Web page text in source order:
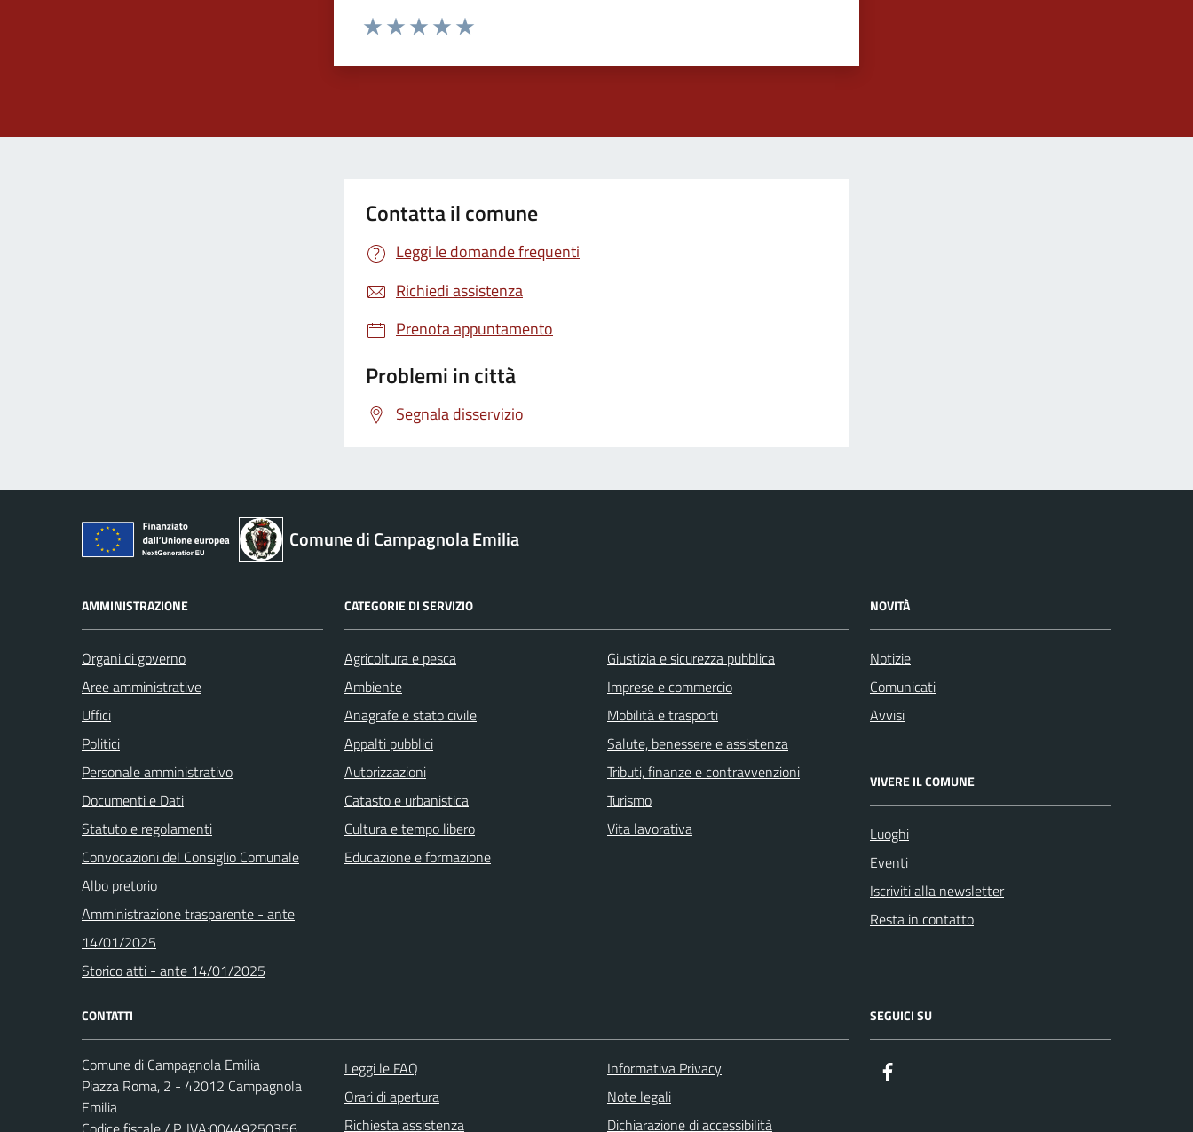
Contatta il comune
Leggi le domande frequenti
Richiedi assistenza
Prenota appuntamento
Problemi in città
Segnala disservizio
Comune di Campagnola Emilia
AMMINISTRAZIONE
Organi di governo
Aree amministrative
Uffici
Politici
Personale amministrativo
Documenti e Dati
Statuto e regolamenti
Convocazioni del Consiglio Comunale
Albo pretorio
Amministrazione trasparente - ante
14/01/2025
Storico atti - ante 14/01/2025
CATEGORIE DI SERVIZIO
Agricoltura e pesca
Ambiente
Anagrafe e stato civile
Appalti pubblici
Autorizzazioni
Catasto e urbanistica
Cultura e tempo libero
Educazione e formazione
Giustizia e sicurezza pubblica
Imprese e commercio
Mobilità e trasporti
Salute, benessere e assistenza
Tributi, finanze e contravvenzioni
Turismo
Vita lavorativa
NOVITÀ
Notizie
Comunicati
Avvisi
VIVERE IL COMUNE
Luoghi
Eventi
Iscriviti alla newsletter
Resta in contatto
CONTATTI
Comune di Campagnola Emilia
Piazza Roma, 2 - 42012 Campagnola
Emilia
Leggi le FAQ
Orari di apertura
Richiesta assistenza
Informativa Privacy
Note legali
Dichiarazione di accessibilità
SEGUICI SU